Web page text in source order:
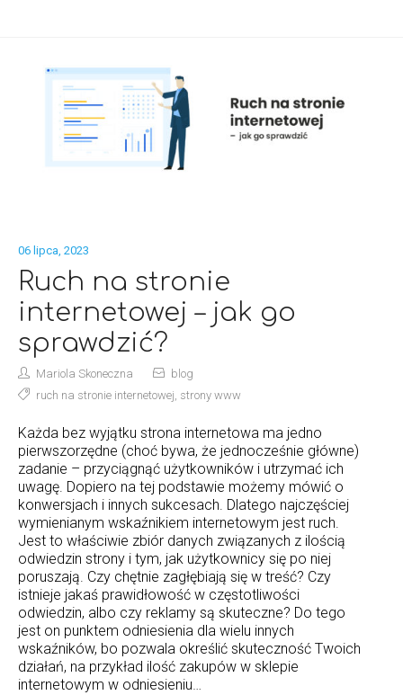
06 lipca, 2023
Ruch na stronie
internetowej – jak go
sprawdzić?
Mariola Skoneczna
blog
ruch na stronie internetowej, strony www
Każda bez wyjątku strona internetowa ma jedno
pierwszorzędne (choć bywa, że jednocześnie główne)
zadanie – przyciągnąć użytkowników i utrzymać ich
uwagę. Dopiero na tej podstawie możemy mówić o
konwersjach i innych sukcesach. Dlatego najczęściej
wymienianym wskaźnikiem internetowym jest ruch.
Jest to właściwie zbiór danych związanych z ilością
odwiedzin strony i tym, jak użytkownicy się po niej
poruszają. Czy chętnie zagłębiają się w treść? Czy
istnieje jakaś prawidłowość w częstotliwości
odwiedzin, albo czy reklamy są skuteczne? Do tego
jest on punktem odniesienia dla wielu innych
wskaźników, bo pozwala określić skuteczność Twoich
działań, na przykład ilość zakupów w sklepie
internetowym w odniesieniu…